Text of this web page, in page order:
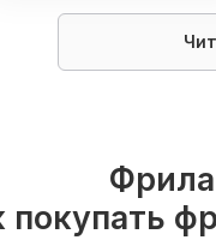
покупать